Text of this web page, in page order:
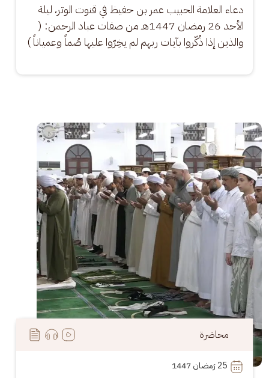
دعاء العلامة الحبيب عمر بن حفيظ في قنوت الوتر، ليلة
الأحد 26 رمضان 1447هـ من صفات عباد الرحمن: (
والذين إذا ذُكّروا بآيات ربهم لم يخِرّوا عليها صُماً وعمياناً )
الصورة
محاضرة
25